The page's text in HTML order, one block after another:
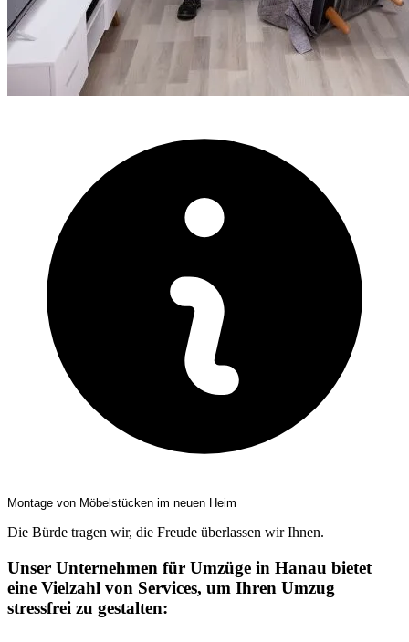
Montage von Möbelstücken im neuen Heim
Die Bürde tragen wir, die Freude überlassen wir Ihnen.
Unser Unternehmen für Umzüge in Hanau bietet
eine Vielzahl von Services, um Ihren Umzug
stressfrei zu gestalten: